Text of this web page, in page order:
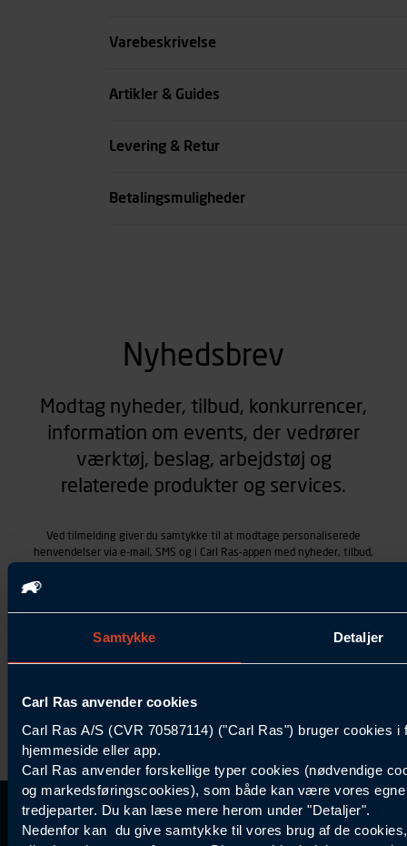
Samtykke Detaljer
Carl Ras anvender cookies
Carl Ras A/S (CVR 70587114) ("Carl Ras") bruger cookies
hjemmeside eller app.
Carl Ras anvender forskellige typer cookies (nødvendige
og markedsføringscookies), som både kan være vores
tredjeparter. Du kan læse mere herom under "Detaljer".
Nedenfor kan du give samtykke til vores brug af de
Størrelse
Varebeskrivelse
Artikler & Guides
Levering & Retur
Betalingsmuligheder
Nyhedsbrev
Modtag nyheder, tilbud, konkurrencer,
information om events, der vedrører
værktøj, beslag, arbejdstøj og
relaterede produkter og services.
Ved tilmelding giver du samtykke til at modtage personaliserede
henvendelser via e-mail, SMS og i Carl Ras-appen med nyheder, tilbud,
Samtykket betyder også, at Carl Ras A/S som dataansvarlig kan
samtykke tilbage ved at trykke "Afmeld" i bunden af hver
vorespersondatapolitik
Kontakt Kundeservice Information
Carl Ras Gruppen
Kundefordele
Bliv kontokunde
Inspiration
Specialisten